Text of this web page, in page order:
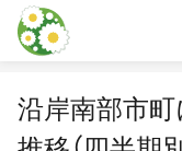
本文に飛ぶ
沿岸南部市